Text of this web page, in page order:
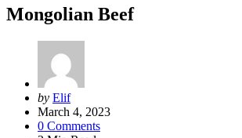
Mongolian Beef
Posted
by
by Elif
March 4, 2023
0 Comments